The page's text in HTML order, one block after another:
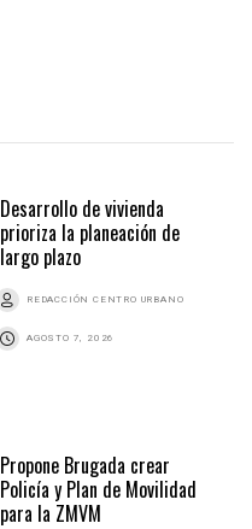
Desarrollo de vivienda
prioriza la planeación de
largo plazo
REDACCIÓN CENTRO URBANO
AGOSTO 7, 2026
Propone Brugada crear
Policía y Plan de Movilidad
para la ZMVM